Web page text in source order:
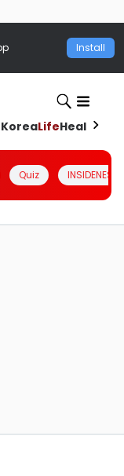
Install
KoreaLifeHealth
Quiz INSIDENESIA